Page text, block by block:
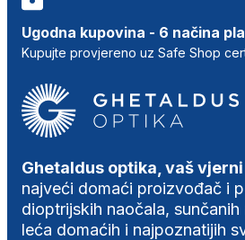
Ugodna kupovina - 6 načina
Kupujte provjereno uz Safe Shop
Ghetaldus optika, vaš
najveći domaći proizvođač i
dioptrijskih naočala,
leća domaćih i najpoznatijih